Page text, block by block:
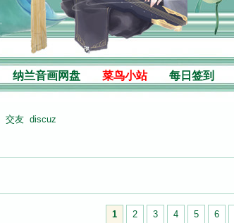
纳兰音画网盘 菜鸟小站 每日签到
交友 discuz
1 2 3 4 5 6